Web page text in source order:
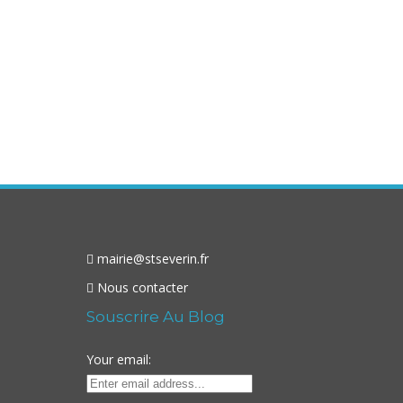
mairie@stseverin.fr
Nous contacter
Souscrire Au Blog
Your email: